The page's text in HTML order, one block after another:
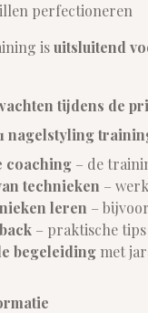
perfectioneren
isuitsluitend
tijdens de
nagelstyling
coaching – de
technieken –
leren –
– praktische
begeleiding met